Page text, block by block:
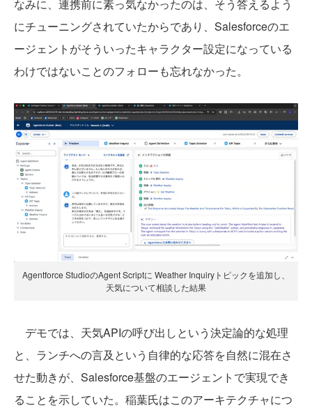
なみに、連携前に素っ気なかったのは、そう答えるよう
にチューニングされていたからであり、Salesforceのエ
ージェントがそういったキャラクター設定になっている
わけではないことのフォローも忘れなかった。
Agentforce StudioのAgent Scriptに Weather Inquiryトピックを追加し、
天気について相談した結果
デモでは、天気APIの呼び出しという決定論的な処理
と、ランチへの言及という自律的な応答を自然に混在さ
せた動きが、Salesforce基盤のエージェントで実現でき
ることを示していた。稲葉氏はこのアーキテクチャにつ